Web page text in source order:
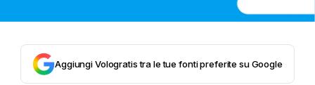
Aggiungi Vologratis tra le tue fonti preferite su Google